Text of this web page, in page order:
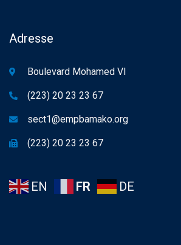
Adresse
Boulevard Mohamed VI
(223) 20 23 23 67
sect1@empbamako.org
(223) 20 23 23 67
EN FR DE